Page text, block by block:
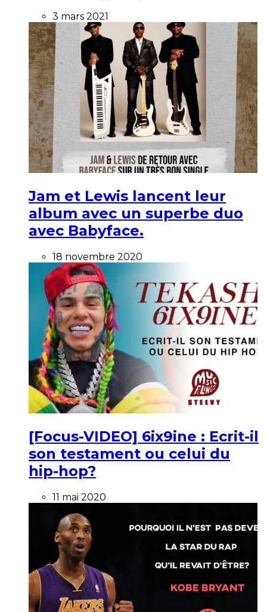
3 mars 2021
Jam et Lewis lancent leur
album avec un superbe duo
avec Babyface.
18 novembre 2020
[Focus-VIDEO] 6ix9ine : Ecrit-il
son testament ou celui du
hip-hop?
11 mai 2020